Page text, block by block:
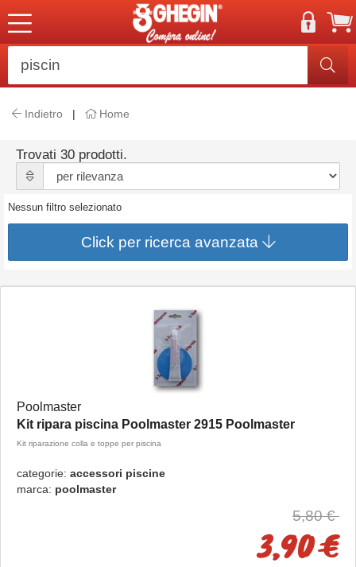
Indietro | Home
Trovati 30 prodotti.
Nessun filtro selezionato
Click per ricerca avanzata
Poolmaster
Kit ripara piscina Poolmaster 2915 Poolmaster
Kit riparazione colla e toppe per piscina
categorie: accessori piscine
marca: poolmaster
5,80 €
3,90 €